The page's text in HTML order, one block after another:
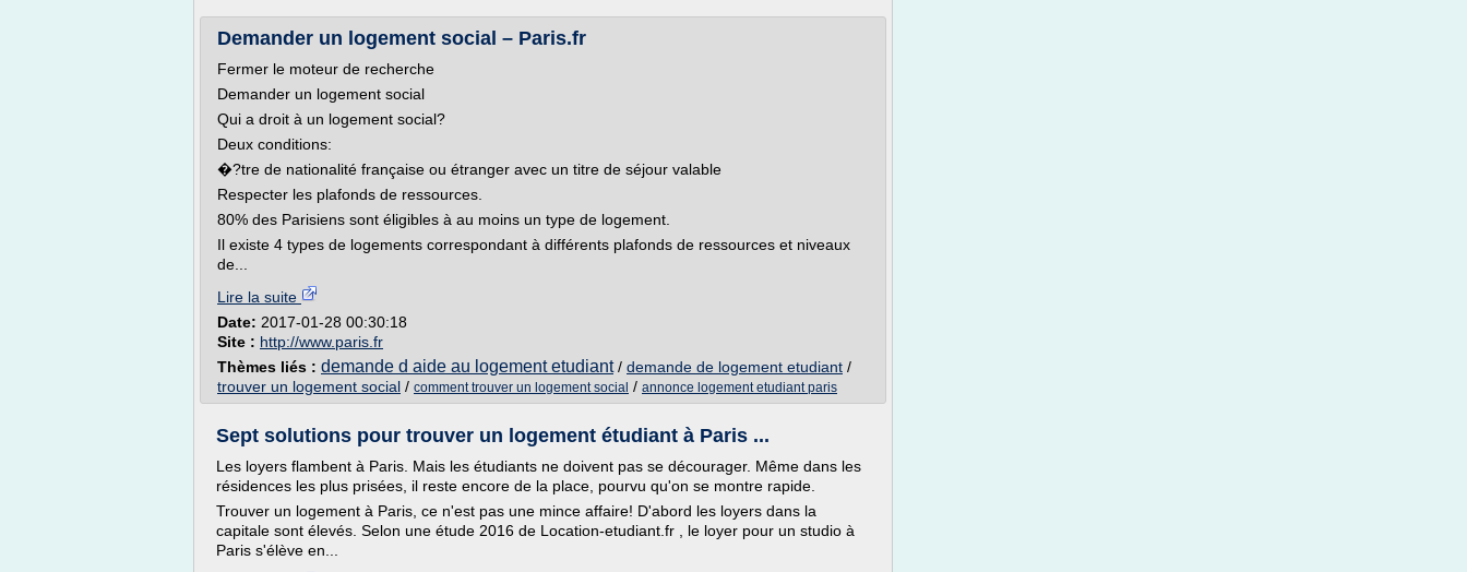
Demander un logement social – Paris.fr
Fermer le moteur de recherche
Demander un logement social
Qui a droit à un logement social?
Deux conditions:
�?tre de nationalité française ou étranger avec un titre de séjour valable
Respecter les plafonds de ressources.
80% des Parisiens sont éligibles à au moins un type de logement.
Il existe 4 types de logements correspondant à différents plafonds de ressources et niveaux
de...
Lire la suite
Date: 2017-01-28 00:30:18
Site : http://www.paris.fr
Thèmes liés : demande d aide au logement etudiant/ demande de logement etudiant /
trouver un logement social / comment trouver un logement social / annonce logement etudiant paris
Sept solutions pour trouver un logement étudiant à Paris ...
Les loyers flambent à Paris. Mais les étudiants ne doivent pas se décourager. Même dans les
résidences les plus prisées, il reste encore de la place, pourvu qu'on se montre rapide.
Trouver un logement à Paris, ce n'est pas une mince affaire! D'abord les loyers dans la
capitale sont élevés. Selon une étude 2016 de Location-etudiant.fr , le loyer pour un studio à
Paris s'élève en...